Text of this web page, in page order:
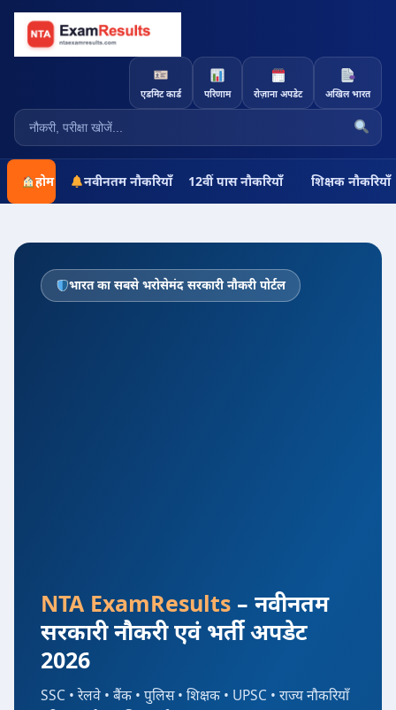
एडमिट कार्ड परिणाम रोज़ाना अपडेट अखिल भारत
होम नवीनतम नौकरियाँ 12वीं पास नौकरियाँ शिक्षक नौकरियाँ
भारत का सबसे भरोसेमंद सरकारी नौकरी पोर्टल
NTA ExamResults – नवीनतम
सरकारी नौकरी एवं भर्ती अपडेट
2026
SSC • रेलवे • बैंक • पुलिस • शिक्षक • UPSC • राज्य नौकरियाँ